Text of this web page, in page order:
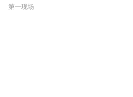
第一现场